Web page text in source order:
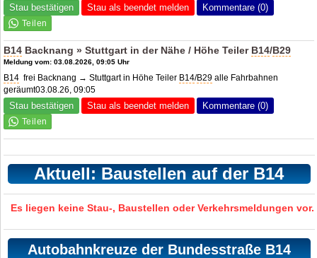
Stau bestätigen Stau als beendet melden Kommentare (0)
B14 Backnang » Stuttgart in der Nähe / Höhe Teiler B14/B29
Meldung vom: 03.08.2026, 09:05 Uhr
B14 frei Backnang → Stuttgart in Höhe Teiler B14/B29 alle Fahrbahnen
geräumt03.08.26, 09:05
Stau bestätigen Stau als beendet melden Kommentare (0)
Aktuell: Baustellen auf der B14
Es liegen keine Stau-, Baustellen oder Verkehrsmeldungen vor.
Autobahnkreuze der Bundesstraße B14